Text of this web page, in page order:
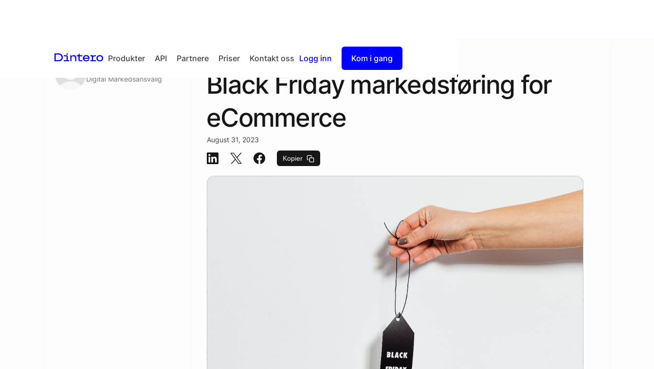
Produkter API Partnere Priser
Checkout
Kontakt oss Logg inn Kom i gang
Aktuelt / Blogg
Digital Markedsansvalig
Black Friday markedsføring for
eCommerce
August 31, 2023
Kopier